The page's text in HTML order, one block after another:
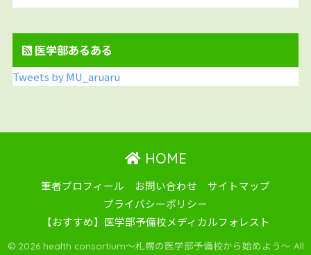
医学部あるある
Tweets by MU_aruaru
HOME
筆者プロフィール お問い合わせ
サイトマップ
プライバシーポリシー
【おすすめ】医学部予備校メディカルフォレスト
© 2026 health consortium〜札幌の医学部予備校から始めよう〜 All